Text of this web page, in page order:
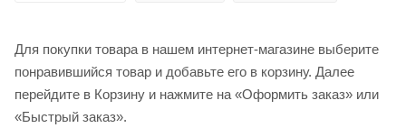
Для покупки товара в нашем интернет-магазине выберите
понравившийся товар и добавьте его в корзину. Далее
перейдите в Корзину и нажмите на «Оформить заказ» или
«Быстрый заказ».